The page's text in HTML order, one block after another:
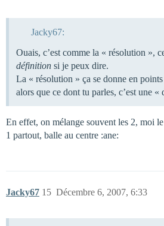
Jacky67:
Ouais, c’est comme la « résolution »,
définition si je peux dire.
La « résolution » ça se donne en
alors que ce dont tu parles, c’est une
En effet, on mélange souvent les 2, moi
1 partout, balle au centre :ane:
Jacky67 Décembre 6, 2007, 6:33
15